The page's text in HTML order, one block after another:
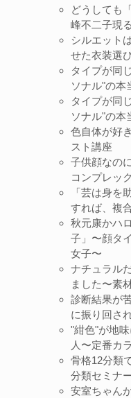
どうしても
峰不二子現
シルエット
せた衣装選
タイプが同
ソナル"の本
タイプが同
ソナル"の本
色自体が好
スト講座
子供顔なの
コンプレッ
「芸は身を
すれば、複
秋元康かハ
子」〜顔タ
女子〜
ナチュラル
ました〜素
診断結果が
に振り回さ
"紺色"が地
人〜定番カ
骨格12分類
分類セミナ
安室ちゃん